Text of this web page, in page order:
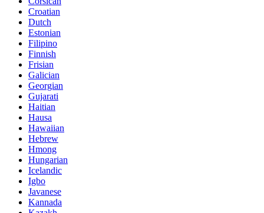
Croatian
Dutch
Estonian
Filipino
Finnish
Frisian
Galician
Georgian
Gujarati
Haitian
Hausa
Hawaiian
Hebrew
Hmong
Hungarian
Icelandic
Igbo
Javanese
Kannada